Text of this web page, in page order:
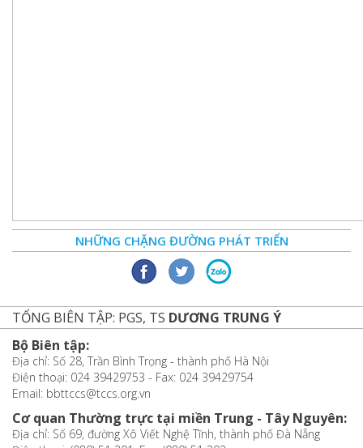
NHỮNG CHẶNG ĐƯỜNG PHÁT TRIỂN
TỔNG BIÊN TẬP: PGS, TS DƯƠNG TRUNG Ý
Bộ Biên tập:
Địa chỉ: Số 28, Trần Bình Trọng - thành phố Hà Nội
Điện thoại: 024 39429753 - Fax: 024 39429754
Email: bbttccs@tccs.org.vn
Cơ quan Thường trực tại miền Trung - Tây Nguyên:
Địa chỉ: Số 69, đường Xô Viết Nghệ Tĩnh, thành phố Đà Nẵng